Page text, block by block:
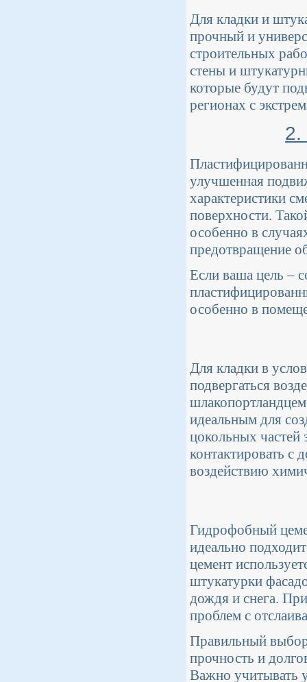
Для кладки и
прочный и
строительных
стены и
которые будут
регионах с
2.
улучшенная
характеристики
поверхности.
особенно в
предотвращение
Если ваша цель –
особенно в
Для кладки в
подвергаться
идеальным для
цокольных частей
контактировать с
воздействию
Гидрофобный
идеально
цемент
штукатурки
дождя и снега.
проблем с
Правильный выбор
прочность и
Важно учитывать